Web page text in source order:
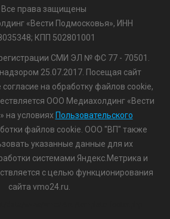
права защищены
«Вести Подмосковья», ИНН
КПП 502801001
СМИ ЭЛ № ФС 77 - 70501.
25.07.2017. Посещая сайт
на обработку файлов cookie,
ООО Медиахолдинг «Вести
на условиях Пользовательского
файлов cookie. ООО "ВП" также
указанные данные для их
системами Яндекс.Метрика и
с целью функционирования
сайта vmo24.ru.